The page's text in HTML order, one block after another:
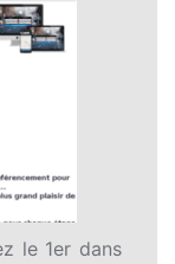
le 1er dans